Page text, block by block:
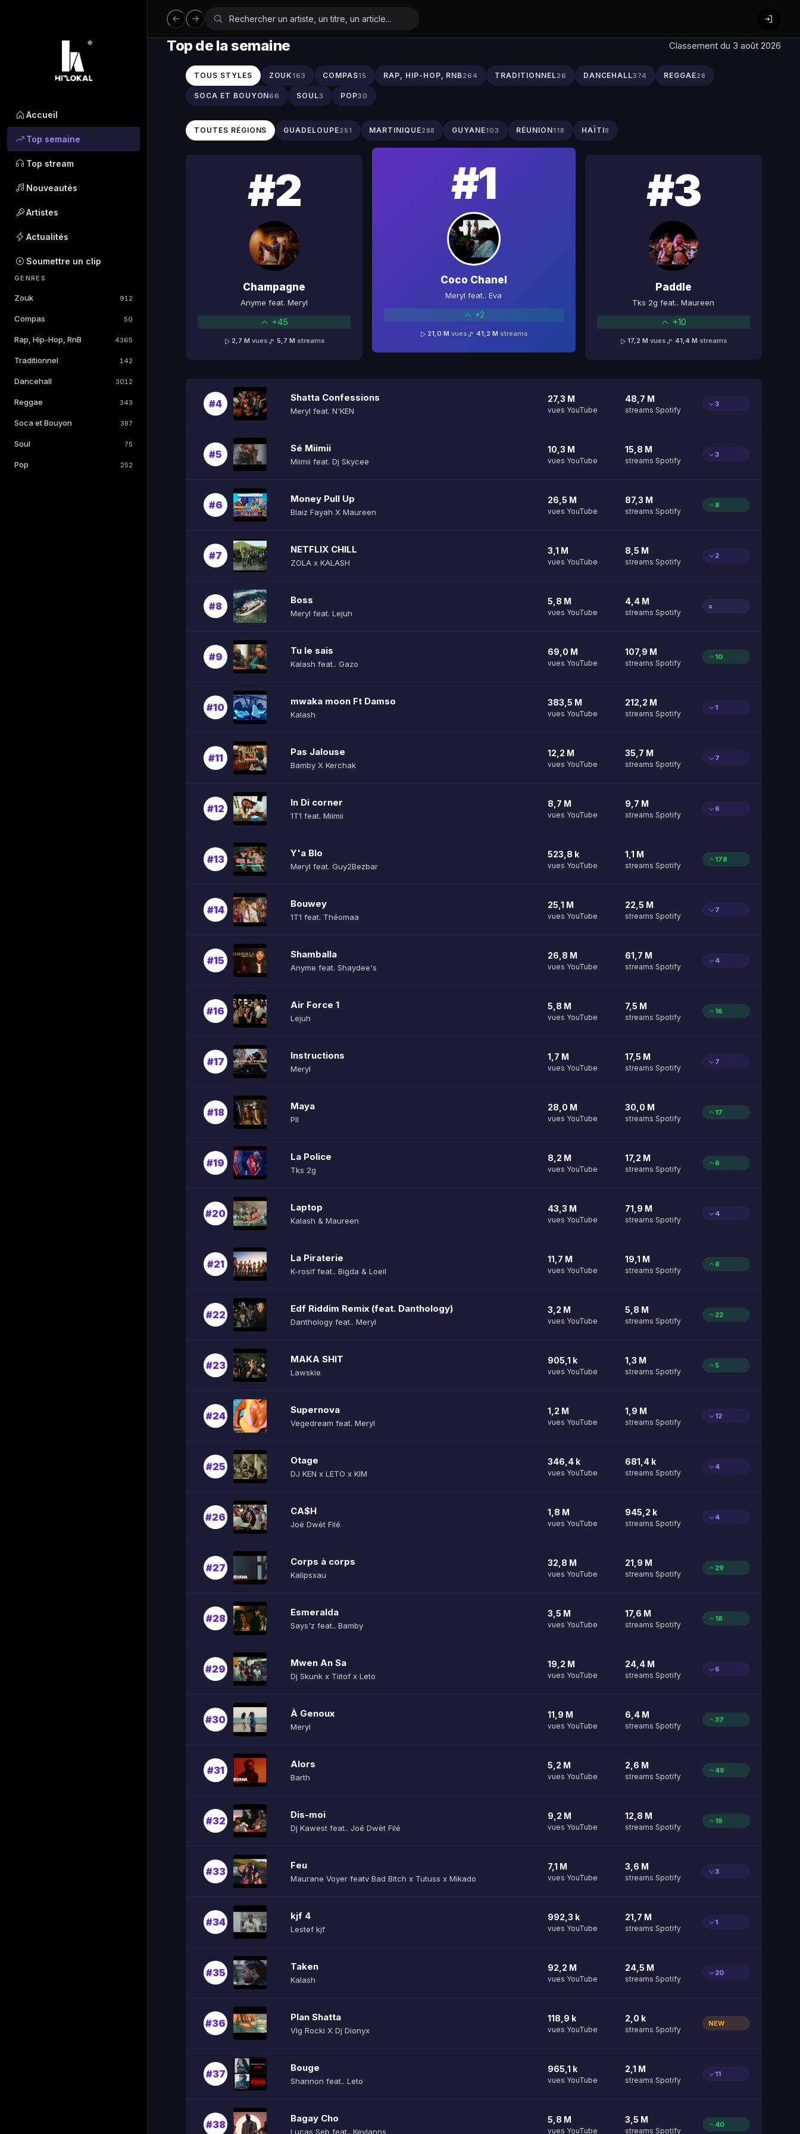
Accueil
Top semaine
Top stream
Nouveautés
Artistes
Actualités
Soumettre un clip
GENRES
Zouk 912
Compas 50
Rap, Hip-Hop, RnB 4365
Traditionnel 142
Dancehall 3012
Reggae 343
Soca et Bouyon 387
Soul 75
Pop 252
Top de la semaine Classement du 3 août 2026
TOUS STYLES ZOUK163 COMPAS15 RAP, HIP-HOP, RNB264 TRADITIONNEL26 DANCEHALL374 REGGAE28
SOCA ET BOUYON66 SOUL3 POP30
TOUTES RÉGIONS GUADELOUPE251 MARTINIQUE288 GUYANE103 RÉUNION118 HAÏTI8
#2
Champagne
Anyme feat. Meryl
+45
2,7 Mvues 5,7 M streams
#1
Coco Chanel
Meryl feat.. Eva
+2
21,0 Mvues 41,2 M streams
#3
Paddle
Tks 2g feat.. Maureen
+10
17,2 Mvues 41,4 M streams
#4
Shatta Confessions
Meryl feat. N'KEN
27,3 M
vues YouTube
48,7 M
streams Spotify
3
#5
Sé Miimii
Miimii feat. Dj Skycee
10,3 M
vues YouTube
15,8 M
streams Spotify
3
#6
Money Pull Up
Blaiz Fayah X Maureen
26,5 M
vues YouTube
87,3 M
streams Spotify
8
#7
NETFLIX CHILL
ZOLA x KALASH
3,1 M
vues YouTube
8,5 M
streams Spotify
2
#8
Boss
Meryl feat. Lejuh
5,8 M
vues YouTube
4,4 M
streams Spotify
=
#9
Tu le sais
Kalash feat.. Gazo
69,0 M
vues YouTube
107,9 M
streams Spotify
10
#10
mwaka moon Ft Damso
Kalash
383,5 M
vues YouTube
212,2 M
streams Spotify
1
#11
Pas Jalouse
Bamby X Kerchak
12,2 M
vues YouTube
35,7 M
streams Spotify
7
#12
In Di corner
1T1 feat. Miimii
8,7 M
vues YouTube
9,7 M
streams Spotify
6
#13
Y'a Blo
Meryl feat. Guy2Bezbar
523,8 k
vues YouTube
1,1 M
streams Spotify
178
#14
Bouwey
1T1 feat. Théomaa
25,1 M
vues YouTube
22,5 M
streams Spotify
7
#15
Shamballa
Anyme feat. Shaydee's
26,8 M
vues YouTube
61,7 M
streams Spotify
4
#16
Air Force 1
Lejuh
5,8 M
vues YouTube
7,5 M
streams Spotify
16
#17
Instructions
Meryl
1,7 M
vues YouTube
17,5 M
streams Spotify
7
#18
Maya
Pll
28,0 M
vues YouTube
30,0 M
streams Spotify
17
#19
La Police
Tks 2g
8,2 M
vues YouTube
17,2 M
streams Spotify
6
#20
Laptop
Kalash & Maureen
43,3 M
vues YouTube
71,9 M
streams Spotify
4
#21
La Piraterie
K-rosif feat.. Bigda & Loeil
11,7 M
vues YouTube
19,1 M
streams Spotify
8
#22
Edf Riddim Remix (feat. Danthology)
Danthology feat.. Meryl
3,2 M
vues YouTube
5,8 M
streams Spotify
22
#23
MAKA SHIT
Lawskie
905,1 k
vues YouTube
1,3 M
streams Spotify
5
#24
Supernova
Vegedream feat. Meryl
1,2 M
vues YouTube
1,9 M
streams Spotify
12
#25
Otage
DJ KEN x LETO x KIM
346,4 k
vues YouTube
681,4 k
streams Spotify
4
#26
CA$H
Joé Dwèt Filé
1,8 M
vues YouTube
945,2 k
streams Spotify
4
#27
Corps à corps
Kalipsxau
32,8 M
vues YouTube
21,9 M
streams Spotify
29
#28
Esmeralda
Says'z feat.. Bamby
3,5 M
vues YouTube
17,6 M
streams Spotify
18
#29
Mwen An Sa
Dj Skunk x Tiitof x Leto
19,2 M
vues YouTube
24,4 M
streams Spotify
6
#30
À Genoux
Meryl
11,9 M
vues YouTube
6,4 M
streams Spotify
37
#31
Alors
Barth
5,2 M
vues YouTube
2,6 M
streams Spotify
49
#32
Dis-moi
Dj Kawest feat.. Joé Dwèt Filé
9,2 M
vues YouTube
12,8 M
streams Spotify
19
#33
Feu
Maurane Voyer featv Bad Bitch x Tutuss x Mikado
7,1 M
vues YouTube
3,6 M
streams Spotify
3
#34
kjf 4
Lestef kjf
992,3 k
vues YouTube
21,7 M
streams Spotify
1
#35
Taken
Kalash
92,2 M
vues YouTube
24,5 M
streams Spotify
20
#36
Plan Shatta
Vlg Rocki X Dj Dionyx
118,9 k
vues YouTube
2,0 k
streams Spotify
NEW
#37
Bouge
Shannon feat.. Leto
965,1 k
vues YouTube
2,1 M
streams Spotify
11
#38
Bagay Cho
Lucas Seb feat.. Keylanns
5,8 M
vues YouTube
3,5 M
streams Spotify
40